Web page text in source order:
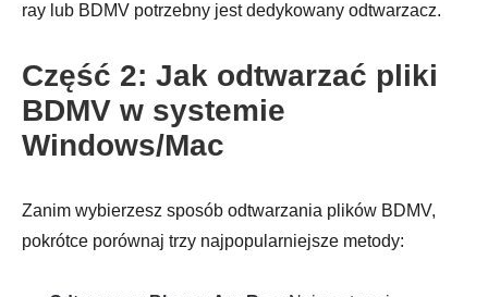
ray lub BDMV potrzebny jest dedykowany odtwarzacz.
Część 2: Jak odtwarzać pliki
BDMV w systemie
Windows/Mac
Zanim wybierzesz sposób odtwarzania plików BDMV,
pokrótce porównaj trzy najpopularniejsze metody: